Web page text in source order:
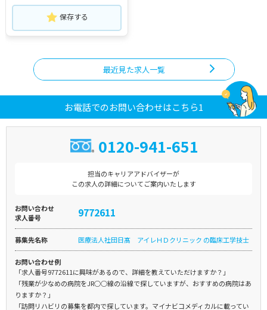
保存する
最近見た求人一覧
お電話でのお問い合わせはこちら1
0120-941-651
担当のキャリアアドバイザーが
この求人の詳細についてご案内いたします
お問い合わせ
求人番号
9772611
募集先名称 医療法人社団日髙 アイレＨＤクリニック の臨床工学技士
お問い合わせ例
「求人番号9772611に興味があるので、詳細を教えていただけますか？」
「残業が少なめの病院をJR○○線の沿線で探していますが、おすすめの病院はあ
りますか？」
「訪問リハビリの募集を都内で探しています。マイナビコメディカルに載ってい